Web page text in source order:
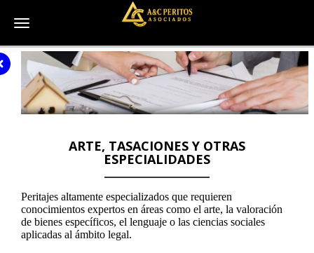
Toggle navigation
ARTE, TASACIONES Y OTRAS
ESPECIALIDADES
Peritajes altamente especializados que requieren
conocimientos expertos en áreas como el arte, la valoración
de bienes específicos, el lenguaje o las ciencias sociales
aplicadas al ámbito legal.